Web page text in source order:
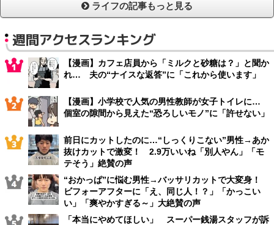
ライフの記事もっと見る
週間アクセスランキング
【漫画】カフェ店員から「ミルクと砂糖は？」と聞か
れ… 夫の“ナイスな返答”に「これから使います」
【漫画】小学校で人気の男性教師が女子トイレに…
個室の隙間から見えた“恐ろしいモノ”に「許せない」
前日にカットしたのに…“しっくりこない”男性→あか
抜けカットで激変！ 2.9万いいね「別人やん」「モ
テそう」絶賛の声
“おかっぱ”に悩む男性→バッサリカットで大変身！
ビフォーアフターに「え、同じ人！？」「かっこい
い」「爽やかすぎる～」大絶賛の声
「本当にやめてほしい」 スーパー銭湯スタッフが訴